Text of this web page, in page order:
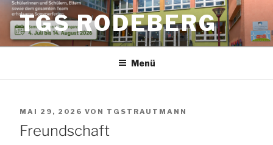
Zum
Inhalt
springenTGS RODEBERG
Menü
VERÖFFENTLICHT
AM
MAI 29, 2026 VON TGSTRAUTMANN
Freundschaft